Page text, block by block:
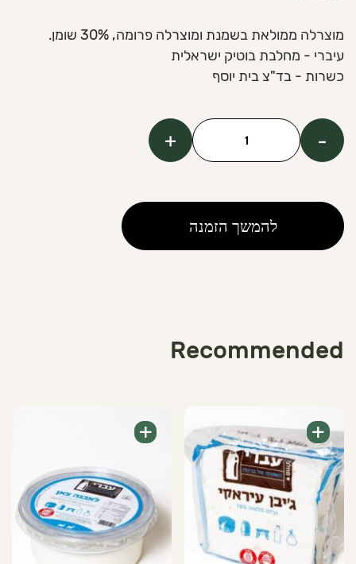
מוצרלה ממולאת בשמנת ומוצרלה פרומה, 30% שומן.
עיברי - מחלבת בוטיק ישראלית
כשרות - בד"צ בית יוסף
כמות
cheese
-
+
להמשך הזמנה
Recommended
+
+